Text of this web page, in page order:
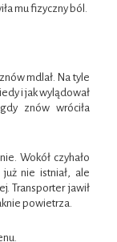
mu fizyczny ból.
mdlał. Na tyle
i jak wylądował
znów wróciła
Wokół czyhało
nie istniał, ale
Transporter jawił
powietrza.